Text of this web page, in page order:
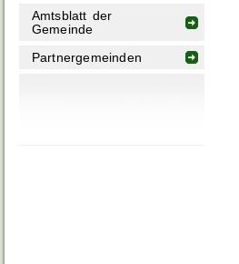
Amtsblatt der
Gemeinde
Partnergemeinden